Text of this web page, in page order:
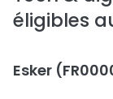
éligibles
Esker